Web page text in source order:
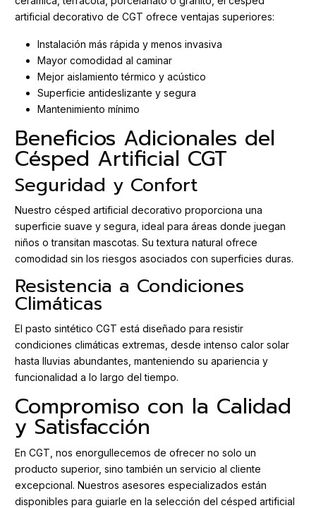
artificial decorativo de CGT ofrece ventajas superiores:
Instalación más rápida y menos invasiva
Mayor comodidad al caminar
Mejor aislamiento térmico y acústico
Superficie antideslizante y segura
Mantenimiento mínimo
Beneficios Adicionales del
Césped Artificial CGT
Seguridad y Confort
Nuestro césped artificial decorativo proporciona una
superficie suave y segura, ideal para áreas donde juegan
niños o transitan mascotas. Su textura natural ofrece
comodidad sin los riesgos asociados con superficies duras.
Resistencia a Condiciones
Climáticas
El pasto sintético CGT está diseñado para resistir
condiciones climáticas extremas, desde intenso calor solar
hasta lluvias abundantes, manteniendo su apariencia y
funcionalidad a lo largo del tiempo.
Compromiso con la Calidad
y Satisfacción
En CGT, nos enorgullecemos de ofrecer no solo un
producto superior, sino también un servicio al cliente
excepcional. Nuestros asesores especializados están
disponibles para guiarle en la selección del césped artificial